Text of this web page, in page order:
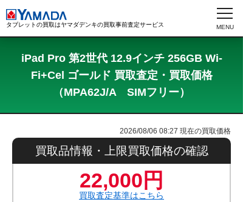
タブレットの買取はヤマダデンキの買取事前査定サービス
iPad Pro 第2世代 12.9インチ 256GB Wi-
Fi+Cel ゴールド 買取査定・買取価格
（MPA62J/A SIMフリー）
2026/08/06 08:27 現在の買取価格
買取品情報・上限買取価格の確認
22,000円
買取査定基準はこちら